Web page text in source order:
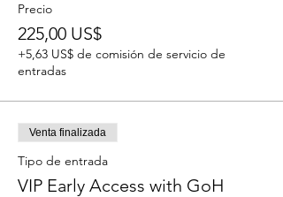
Precio
225,00 US$
+5,63 US$ de comisión de servicio de
entradas
Venta finalizada
Tipo de entrada
VIP Early Access with GoH